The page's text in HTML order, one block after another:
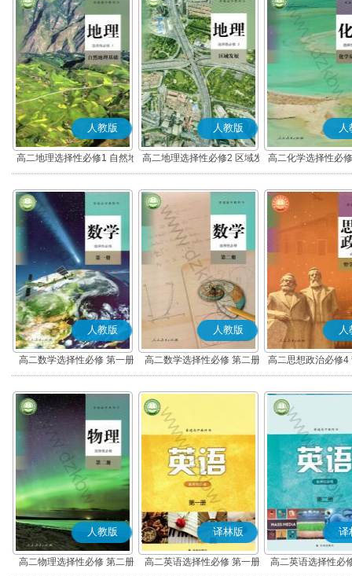
人教版
高二地理选择性必修1 自然地
理基础
人教版
高二地理选择性必修2 区域发
展
人
高二化学选择性必
应原理
人教版
高二数学选择性必修 第一册
(A版)
人教版
高二数学选择性必修 第二册
(A版)
人
高二思想政治必修4
化(部编版)
人教版
高二物理选择性必修 第二册
译林版
高二英语选择性必修 第一册
译
高二英语选择性必